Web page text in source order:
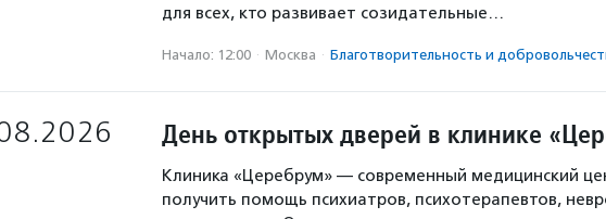
для всех, кто развивает созидательные…
Начало: 12:00 · Москва · Благотвори­тель­ность и
День открытых дверей в клинике
Клиника «Церебрум» — современный медицинский
получить помощь психиатров, психотерапевтов,